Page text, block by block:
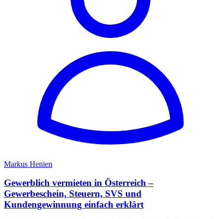
Markus Henien
Gewerblich vermieten in Österreich –
Gewerbeschein, Steuern, SVS und
Kundengewinnung einfach erklärt